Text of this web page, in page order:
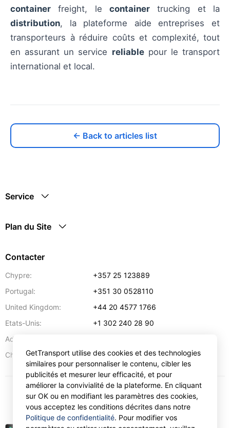
container freight, le container trucking et la
distribution, la plateforme aide entreprises et
transporteurs à réduire coûts et complexité, tout
en assurant un service reliablepour le transport
international et local.
← Back to articles list
Service
Plan du Site
Contacter
Chypre:
+357 25 123889
Portugal:
+351 30 0528110
United Kingdom:
+44 20 4577 1766
Etats-Unis:
+1 302 240 28 90
Adresse:
Chypre:
57 Spyrou Kyprianou,Larnaca 6051
EUR
GetTransport utilise des cookies et des technologies
similaires pour personnaliser le contenu, cibler les
publicités et mesurer leur efficacité, et pour
améliorer la convivialité de la plateforme. En cliquant
sur OK ou en modifiant les paramètres des cookies,
vous acceptez les conditions décrites dans notre
Politique de confidentialité. Pour modifier vos